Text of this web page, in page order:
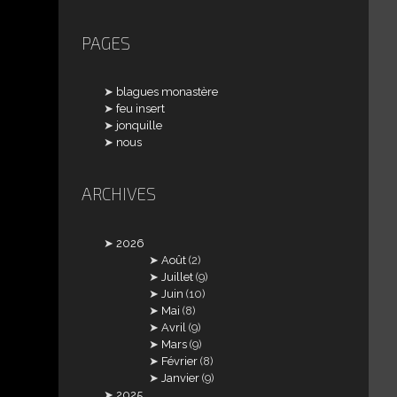
PAGES
blagues monastère
feu insert
jonquille
nous
ARCHIVES
2026
Août (2)
Juillet (9)
Juin (10)
Mai (8)
Avril (9)
Mars (9)
Février (8)
Janvier (9)